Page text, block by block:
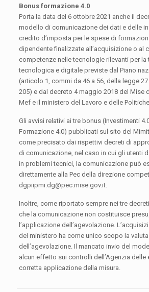
Bonus formazione 4.0
Porta la data del 6 ottobre 2021 anche il
modello di comunicazione dei dati e delle
credito d’imposta per le spese di
dipendente finalizzate all’acquisizione o al
competenze nelle tecnologie rilevanti per
tecnologica e digitale previste dal Piano
(articolo 1, commi da 46 a 56, della legge 27
205) e dal decreto 4 maggio 2018 del Mise
Mef e il ministero del Lavoro e delle
Gli avvisi relativi ai tre bonus (Investimenti
Formazione 4.0) pubblicati sul sito del
come precisato dai rispettivi decreti di
di comunicazione, nel caso in cui gli utenti
in problemi tecnici, la comunicazione può
direttamente alla Pec della direzione
dgpiipmi.dg@pec.mise.gov.it.
Inoltre, come riportato sempre nei tre
che la comunicazione non costituisce
l’applicazione dell’agevolazione.
del ministero ha come unico scopo la
dell’agevolazione. Il mancato invio del
alcun effetto sui controlli dell’Agenzia delle
corretta applicazione della misura.